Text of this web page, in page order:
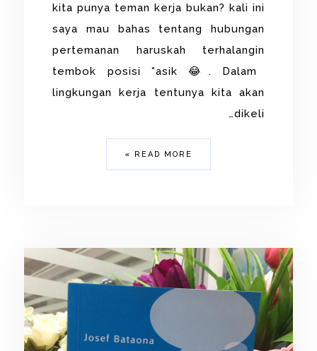
kita punya teman kerja bukan? kali ini
saya mau bahas tentang hubungan
pertemanan haruskah terhalangin
tembok posisi *asik 😂. Dalam
lingkungan kerja tentunya kita akan
dikeli…
READ MORE »